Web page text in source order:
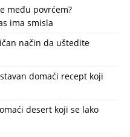
među povrćem?
ima smisla
način da uštedite
domaći recept koji
desert koji se lako